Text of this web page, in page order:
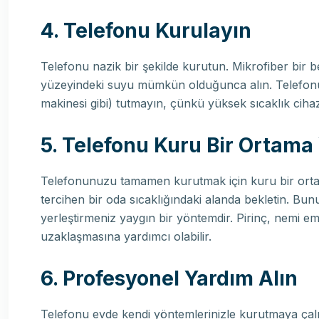
4. Telefonu Kurulayın
Telefonu nazik bir şekilde kurutun. Mikrofiber bir
yüzeyindeki suyu mümkün olduğunca alın.
makinesi gibi) tutmayın, çünkü yüksek sıcaklık
5. Telefonu Kuru Bir
Telefonunuzu tamamen kurutmak için kuru bir
tercihen bir oda sıcaklığındaki alanda bekletin.
yerleştirmeniz yaygın bir yöntemdir. Pirinç, nemi
uzaklaşmasına yardımcı olabilir.
6. Profesyonel Yardım Alın
Telefonu evde kendi yöntemlerinizle kurutmaya